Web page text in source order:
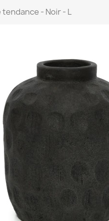
tendance - Noir - L